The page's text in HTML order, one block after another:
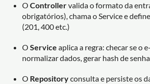
O Controllervalida o formato da
obrigatórios), chama o Service e
(201, 400 etc.)
O Service aplica a regra: checar se o
normalizar dados, gerar hash de
O Repositoryconsulta e persiste os